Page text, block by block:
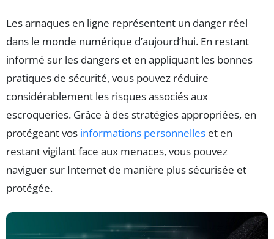
Les arnaques en ligne représentent un danger réel
dans le monde numérique d’aujourd’hui. En restant
informé sur les dangers et en appliquant les bonnes
pratiques de sécurité, vous pouvez réduire
considérablement les risques associés aux
escroqueries. Grâce à des stratégies appropriées, en
protégeant vos informations personnelles et en
restant vigilant face aux menaces, vous pouvez
naviguer sur Internet de manière plus sécurisée et
protégée.